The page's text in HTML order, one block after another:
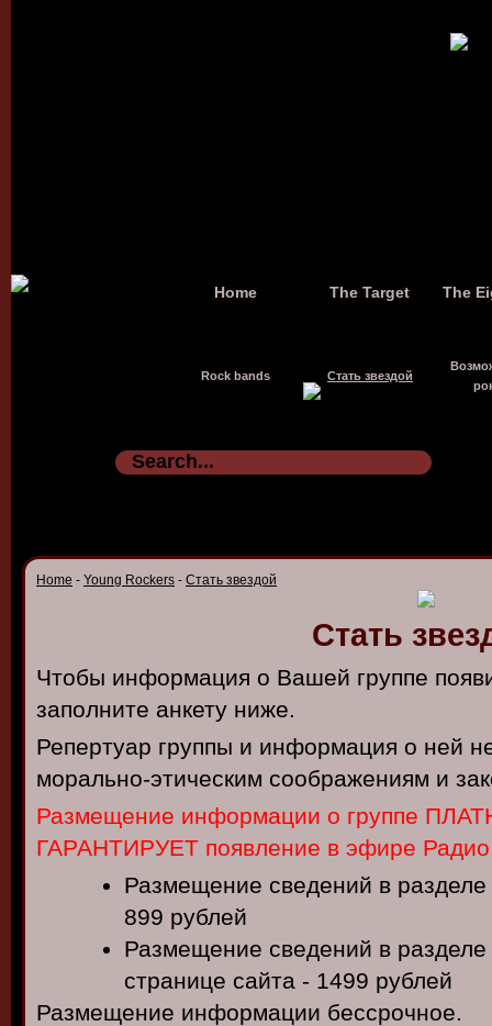
Home The Target The
Rock bands Стать звездой
Home - Young Rockers - Стать звездой
Стать
Чтобы информация о Вашей группе
заполните анкету ниже.
Репертуар группы и информация о ней
морально-этическим соображениям и
Размещение информации о группе
ГАРАНТИРУЕТ появление в эфире
Размещение сведений в
899 рублей
Размещение сведений в разделе
странице сайта - 1499 рублей
Размещение информации бессрочное.